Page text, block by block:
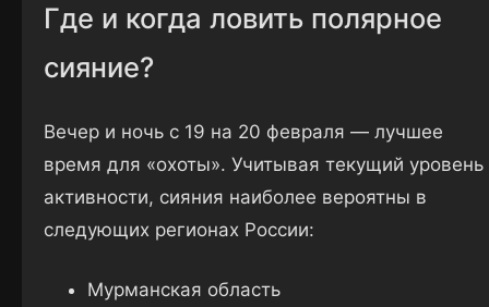
Где и когда ловить полярное
сияние?
Вечер и ночь с 19 на 20 февраля — лучшее
время для «охоты». Учитывая текущий уровень
активности, сияния наиболее вероятны в
следующих регионах России:
Мурманская область